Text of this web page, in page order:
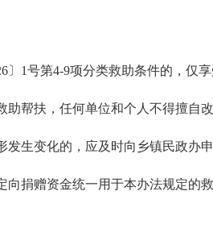
号第4-9项分类救助条件的，仅享
扶，任何单位和个人不得擅自改
变化的，应及时向乡镇民政办申
捐赠资金统一用于本办法规定的救